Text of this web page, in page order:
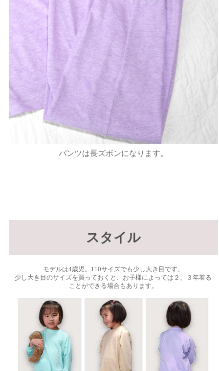
パンツは長ズボンになります。
スタイル
モデルは4歳児。110サイズでも少し大き目です。
少し大き目のサイズを買っておくと、お子様によっては２、３年着る
ことができる場合もあります。